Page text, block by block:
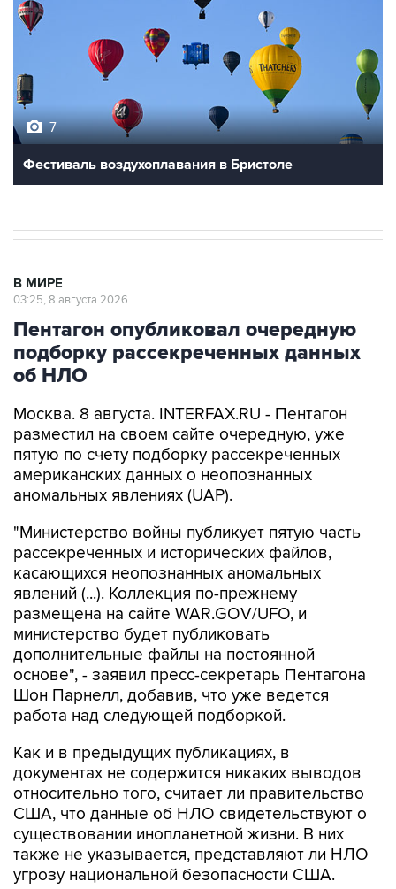
Фестиваль воздухоплавания в Бристоле
Пентагон опубликовал очередную
подборку рассекреченных данных
об НЛО
Москва. 8 августа. INTERFAX.RU - Пентагон
пятую по счету подборку рассекреченных
американских данных о неопознанных
аномальных явлениях (UAP).
"Министерство войны публикует пятую часть
касающихся неопознанных аномальных
явлений (...). Коллекция по-прежнему
размещена на сайте WAR.GOV/UFO, и
министерство будет публиковать
дополнительные файлы на постоянной
основе", - заявил пресс-секретарь Пентагона
Шон Парнелл, добавив, что уже ведется
работа над следующей подборкой.
Как и в предыдущих публикациях, в
относительно того, считает ли правительство
США, что данные об НЛО свидетельствуют о
существовании инопланетной жизни. В них
также не указывается, представляют ли НЛО
угрозу национальной безопасности США.
В Пентагоне подчеркивают, что публикация